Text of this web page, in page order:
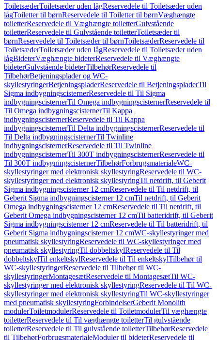
ToiletsæderToiletsæder uden lågReservedele til Toiletsæder uden
lågToiletter til børnReservedele til Toiletter til børnVæghængte
toiletterReservedele til Væghængte toiletterGulvstående
toiletterReservedele til Gulvstående toiletterToiletsæder til
børnReservedele til Toiletsæder til børnToiletsæderReservedele til
ToiletsæderToiletsæder uden lågReservedele til Toiletsæder uden
lågBideterVæghængte bideterReservedele til Væghængte
bideterGulvstående bideterTilbehørReservedele til
TilbehørBetjeningsplader og WC-
skyllestyringerBetjeningspladerReservedele til BetjeningspladerTil
Sigma indbygningscisternerReservedele til Til Sigma
indbygningscisternerTil Omega indbygningscisternerReservedele til
Til Omega indbygningscisternerTil Kappa
indbygningscisternerReservedele til Til Kappa
indbygningscisternerTil Delta indbygningscisternerReservedele til
Til Delta indbygningscisternerTil Twinline
indbygningscisternerReservedele til Til Twinline
indbygningscisternerTil 300T indbygningscisternerReservedele til
Til 300T indbygningscisternerTilbehørForbrugsmaterialeWC-
skyllestyringer med elektronisk skyllestyringReservedele til WC-
skyllestyringer med elektronisk skyllestyringTil netdrift, til Geberit
Sigma indbygningscisterner 12 cmReservedele til Til netdrift, til
Geberit Sigma indbygningscisterner 12 cmTil netdrift, til Geberit
Omega indbygningscisterner 12 cmReservedele til Til netdrift, til
Geberit Omega indbygningscisterner 12 cmTil batteridrift, til Geberit
Sigma indbygningscisterner 12 cmReservedele til Til batteridrift, til
Geberit Sigma indbygningscisterner 12 cmWC-skyllestyringer med
pneumatisk skyllestyringReservedele til WC-skyllestyringer med
pneumatisk skyllestyringTil dobbeltskylReservedele til Til
dobbeltskylTil enkeltskylReservedele til Til enkeltskylTilbehør til
WC-skyllestyringerReservedele til Tilbehør til WC-
skyllestyringerMontagesætReservedele til MontagesætTil WC-
skyllestyringer med elektronisk skyllestyringReservedele til Til WC-
skyllestyringer med elektronisk skyllestyringTil WC-skyllestyringer
med pneumatisk skyllestyringForbindelserGeberit Monolith
modulerToiletmodulerReservedele til ToiletmodulerTil væghængte
toiletterReservedele til Til væghængte toiletterTil gulvstående
toiletterReservedele til Til gulvstående toiletterTilbehørReservedele
til TilbehørForbrugsmaterialeModuler til bideterReservedele til